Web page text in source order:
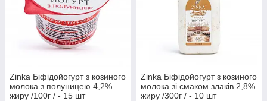
Zinka Біфідойогурт з козиного
молока з полуницею 4,2%
жиру /100г / - 15 шт
Zinka Біфідойогурт з козиного
молока зі смаком злаків 2,8%
жиру /300г / - 10 шт